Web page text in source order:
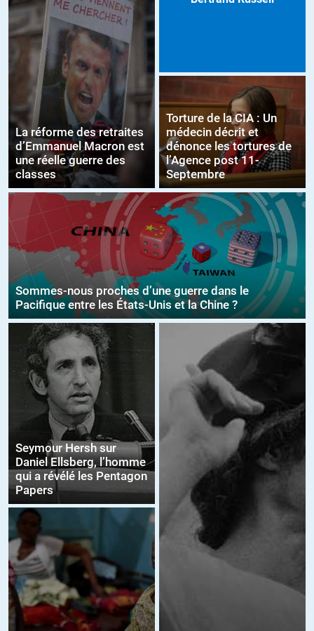
La réforme des retraites
d’Emmanuel Macron est
une réelle guerre des
classes
Torture de la CIA : Un
médecin décrit et
dénonce les tortures de
l’Agence post 11-
Septembre
Sommes-nous proches d’une guerre dans le
Pacifique entre les États-Unis et la Chine ?
Seymour Hersh sur
Daniel Ellsberg, l’homme
qui a révélé les Pentagon
Papers